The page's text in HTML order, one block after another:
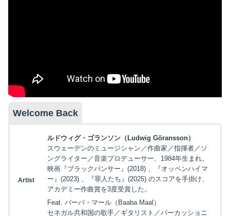
Welcome Back
Artist
ルドウィグ・ゴランソン（Ludwig Göransson）
スウェーデンのミュージシャン／作曲家／指揮者／ソ
ングライター／音楽プロデューサー、1984年生まれ。
映画『ブラックパンサー』(2018) 、『オッペンハイマ
ー』(2023) 、『罪人たち』(2025) のスコアを手掛け、
アカデミー作曲賞を3度受賞した。
Feat. バーバ・マール（Baaba Maal）
セネガル共和国の歌手／ギタリスト／パーカッショニ